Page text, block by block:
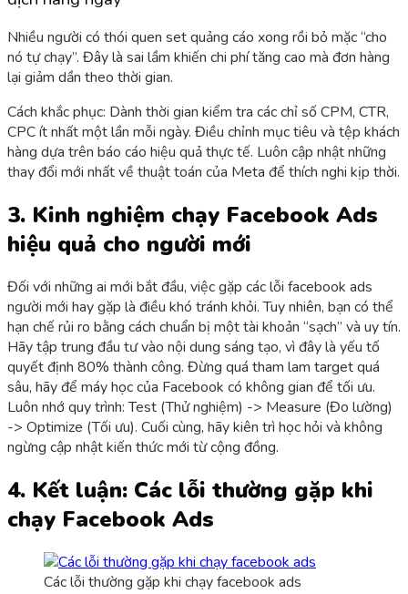
Nhiều người có thói quen set quảng cáo xong rồi bỏ mặc “cho
nó tự chạy”. Đây là sai lầm khiến chi phí tăng cao mà đơn hàng
lại giảm dần theo thời gian.
Cách khắc phục: Dành thời gian kiểm tra các chỉ số CPM, CTR,
CPC ít nhất một lần mỗi ngày. Điều chỉnh mục tiêu và tệp khách
hàng dựa trên báo cáo hiệu quả thực tế. Luôn cập nhật những
thay đổi mới nhất về thuật toán của Meta để thích nghi kịp thời.
3. Kinh nghiệm chạy Facebook Ads
hiệu quả cho người mới
Đối với những ai mới bắt đầu, việc gặp các lỗi facebook ads
người mới hay gặp là điều khó tránh khỏi. Tuy nhiên, bạn có thể
hạn chế rủi ro bằng cách chuẩn bị một tài khoản “sạch” và uy tín.
Hãy tập trung đầu tư vào nội dung sáng tạo, vì đây là yếu tố
quyết định 80% thành công. Đừng quá tham lam target quá
sâu, hãy để máy học của Facebook có không gian để tối ưu.
Luôn nhớ quy trình: Test (Thử nghiệm) -> Measure (Đo lường)
-> Optimize (Tối ưu). Cuối cùng, hãy kiên trì học hỏi và không
ngừng cập nhật kiến thức mới từ cộng đồng.
4. Kết luận: Các lỗi thường gặp khi
chạy Facebook Ads
Các lỗi thường gặp khi chạy facebook ads